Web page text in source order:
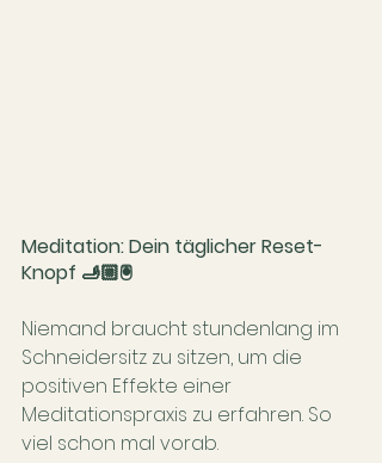
Meditation: Dein täglicher Reset-
Knopf 🫸🏼🖲️
Niemand braucht stundenlang im
Schneidersitz zu sitzen, um die
positiven Effekte einer
Meditationspraxis zu erfahren. So
viel schon mal vorab.